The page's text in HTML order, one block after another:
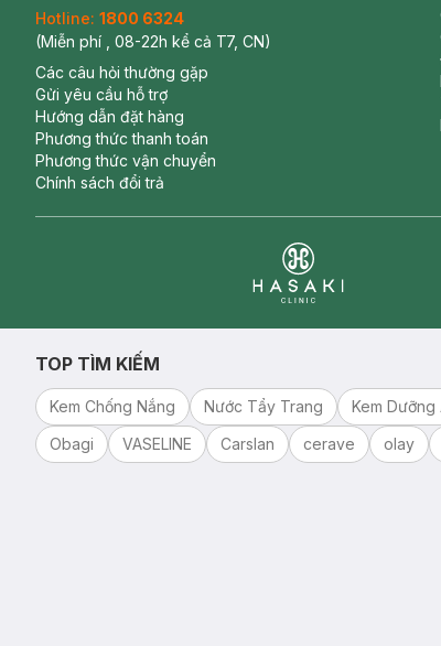
Hotline: 1800 6324
(Miễn phí , 08-22h kể cả T7, CN)
Các câu hỏi thường gặp
Gửi yêu cầu hỗ trợ
Hướng dẫn đặt hàng
Phương thức thanh toán
Phương thức vận chuyển
Chính sách đổi trả
TOP TÌM KIẾM
Kem Chống Nắng Nước Tẩy Trang Kem Dưỡng
Obagi
VASELINE Carslan cerave olay